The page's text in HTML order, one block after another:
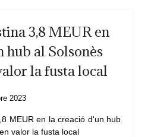
3,8 MEUR en
hub al Solsonès
la fusta local
2023